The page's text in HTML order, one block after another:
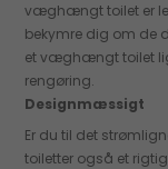
væghængt toilet er
bekymre dig om de
et væghængt toilet
rengøring.
Designmæssigt
Er du til det
toiletter også et